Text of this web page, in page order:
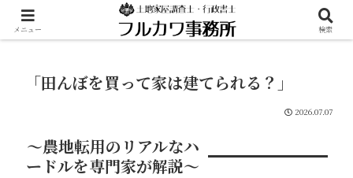
「田んぼを買って家は建てられる？」
2026.07.07
〜農地転用のリアルなハ
ードルを専門家が解説〜
メニュー 検索